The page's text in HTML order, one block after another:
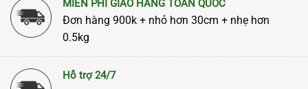
MIỄN PHÍ GIAO HÀNG TOÀN QUỐC
Đơn hàng 900k + nhỏ hơn 30cm + nhẹ hơn
0.5kg
Hỗ trợ 24/7